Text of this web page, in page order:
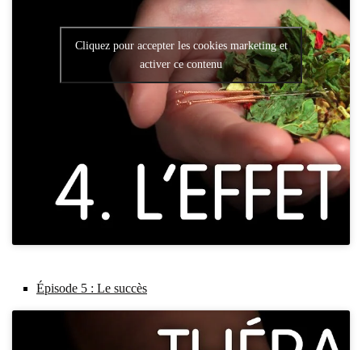
Cliquez pour accepter les cookies marketing et
activer ce contenu
Épi­sode 5 : Le suc­cès